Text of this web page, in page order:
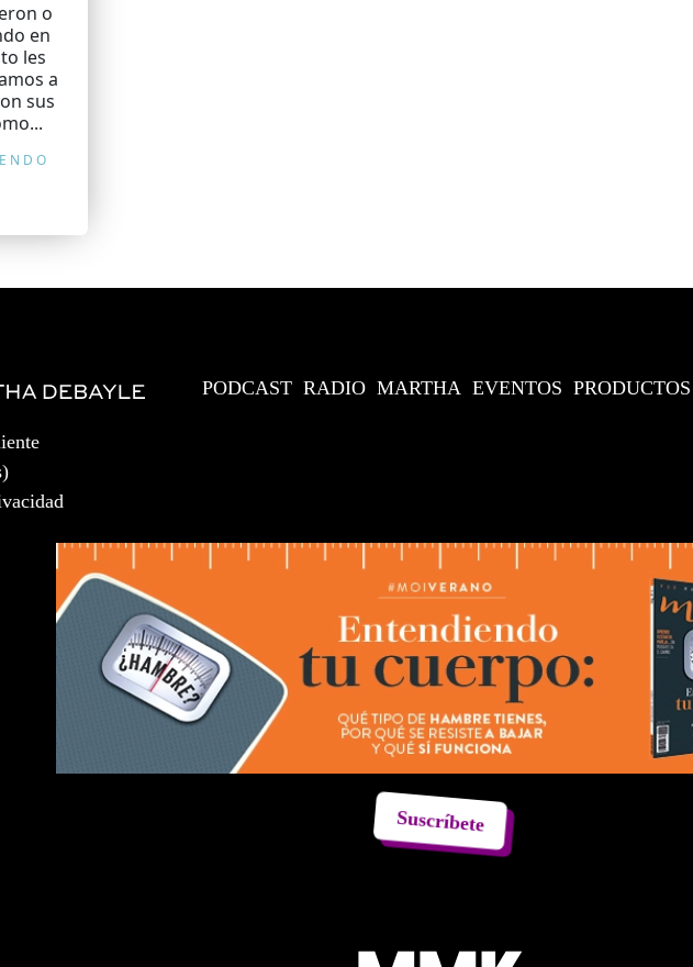
o
en
les
a
sus
PODCAST RADIO MARTHA EVENTOS PRODUCTOS
Suscríbete